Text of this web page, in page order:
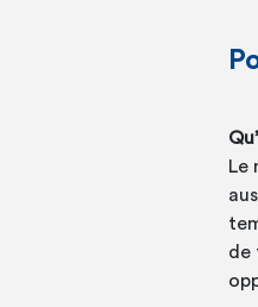
Le
de